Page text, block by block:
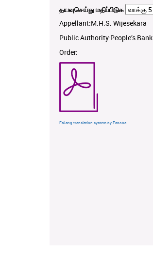
தயவுசெய்து மதிப்பிடுக
Appellant:M.H.S. Wijesekara
Public Authority:People’s Bank
Order:
FaLang translation system by Faboba